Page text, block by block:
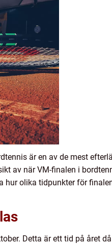
är en av de mest
av när VM-finalen i
hur olika tidpunkter för
Detta är ett tid på året